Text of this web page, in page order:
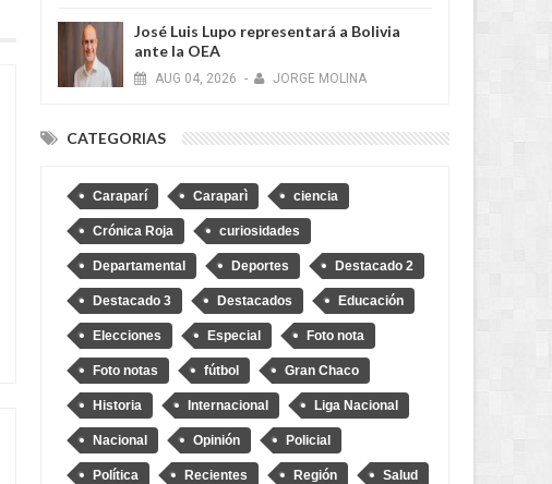
Yacuiba: Este 9 de junio vence el
plazo para el pago de impuestos
con descuento del 30%
Yacuiba: Logran rescatar y
repatriar a una adolescente
argentina víctima de trata y
proxenetismo
José Luis Lupo representará a Bolivia
ante la OEA
AUG 04, 2026 - JORGE MOLINA
CATEGORIAS
Caraparí Caraparì ciencia
Crónica Roja curiosidades
Departamental Deportes Destacado 2
Destacado 3 Destacados Educación
Elecciones Especial Foto nota
Foto notas fútbol Gran Chaco
Historia Internacional Liga Nacional
Nacional Opinión Policial
Política Recientes Región Salud